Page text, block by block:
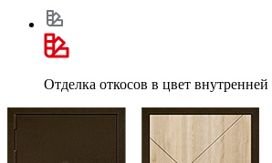
Отделка откосов в цвет внутренней